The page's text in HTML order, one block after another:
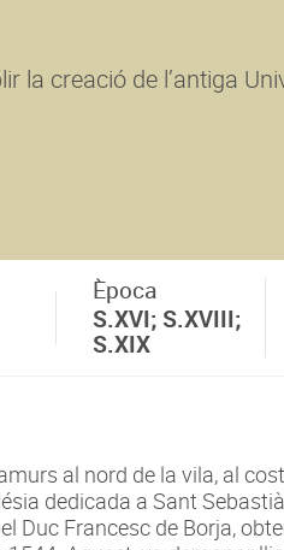
la creació de l’antiga
Època
S.XVI; S.XVIII;
S.XIX
al nord de la vila, al
dedicada a Sant
Duc Francesc de Borja,